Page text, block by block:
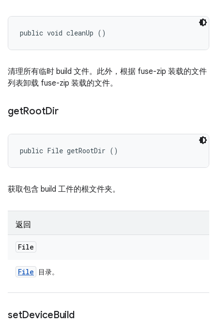
public void cleanUp ()
清理所有临时 build 文件。此外，根据 fuse-zip 装载的文件
列表卸载 fuse-zip 装载的文件。
getRootDir
public File getRootDir ()
获取包含 build 工件的根文件夹。
返回
File
File 目录。
setDeviceBuild